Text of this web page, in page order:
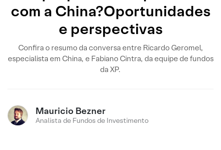
com a China?Oportunidades
e perspectivas
Confira o resumo da conversa entre Ricardo Geromel,
especialista em China, e Fabiano Cintra, da equipe de fundos
da XP.
Mauricio Bezner
Analista de Fundos de Investimento